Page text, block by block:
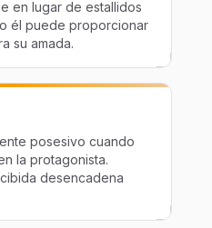
en lugar de estallidos
él puede proporcionar
su amada.
posesivo cuando
la protagonista.
desencadena